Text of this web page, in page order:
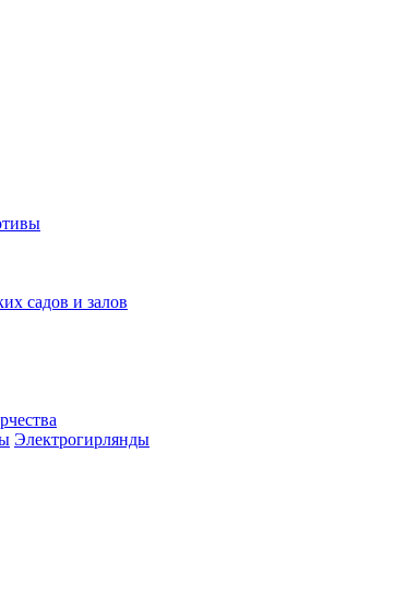
садов и залов
Электрогирлянды